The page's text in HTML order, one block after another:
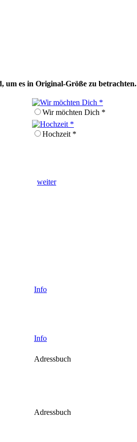
um es in Original-Größe zu betrachten.
Wir möchten Dich *
Hochzeit *
weiter
Info
Info
Adressbuch
Adressbuch